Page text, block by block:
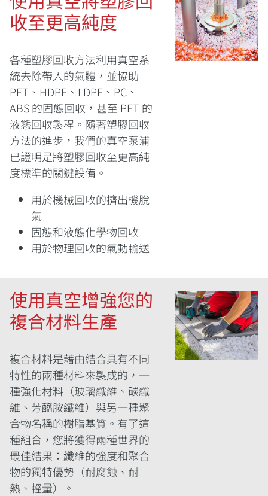
收至更高純度
各種塑膠回收方法利用真空系
統去除帶入的氣體，並協助
PET、HDPE、LDPE、PC、
ABS 的固態回收，甚至 PET 的
液態回收製程。隨著塑膠回收
方法的進步，我們的真空泵浦
已證明是將塑膠回收至更高純
度標準的關鍵設備。
用於機械回收的擠出機脫
氣
固態和液態化學物回收
用於物理回收的氣動輸送
使用真空增強您的
複合材料生產
複合材料是藉由結合具有不同
特性的兩種材料來製成的，一
種強化材料（玻璃纖維、碳纖
維、芳醯胺纖維）與另一種聚
合物名稱的樹脂基質。有了這
種組合，您將獲得兩種世界的
最佳結果：纖維的強度和聚合
物的獨特優勢（耐腐蝕、耐
熱、輕量）。